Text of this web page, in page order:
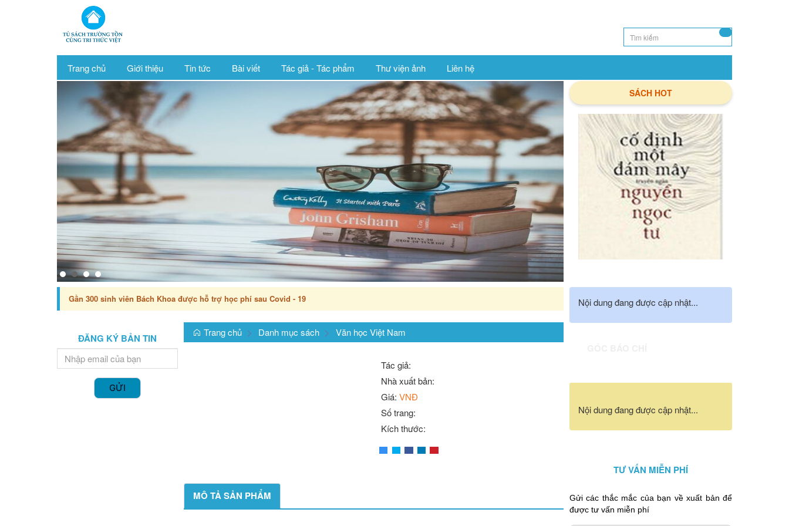
Trang chủ Giới thiệu Tin tức Bài viết Tác giả - Tác phẩm Thư viện ảnh Liên hệ
SÁCH HOT
Gần 300 sinh viên Bách Khoa được hỗ trợ học phí sau Covid - 19 Hà Nội đào tạo miễn phí, nâng chuẩn quốc tế cho giáo
Trang chủ Danh mục sách Văn học Việt Nam
Tác giả:
Nhà xuất bản:
Giá:VNĐ
Số trang:
Kích thước:
MÔ TẢ SẢN PHẨM
ĐĂNG KÝ BẢN TIN
GỬI
Nội dung đang được cập nhật...
Nội dung đang được cập nhật...
TƯ VẤN MIỄN PHÍ
Gửi các thắc mắc của bạn về xuất bản để
được tư vấn miễn phí